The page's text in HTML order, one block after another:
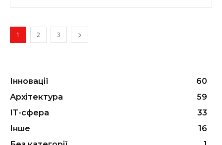
1 2 3
Інновації
60
Архітектура
59
ІТ-сфера
33
Інше
16